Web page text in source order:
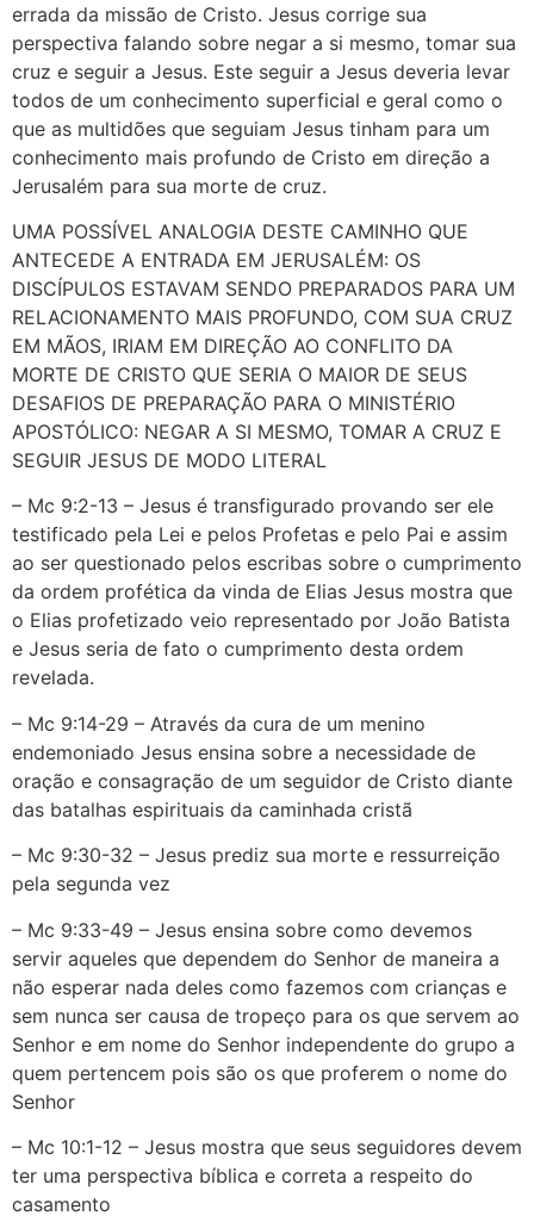
errada da missão de Cristo. Jesus corrige sua
perspectiva falando sobre negar a si mesmo, tomar sua
cruz e seguir a Jesus. Este seguir a Jesus deveria levar
todos de um conhecimento superficial e geral como o
que as multidões que seguiam Jesus tinham para um
conhecimento mais profundo de Cristo em direção a
Jerusalém para sua morte de cruz.
UMA POSSÍVEL ANALOGIA DESTE CAMINHO QUE
ANTECEDE A ENTRADA EM JERUSALÉM: OS
DISCÍPULOS ESTAVAM SENDO PREPARADOS PARA UM
RELACIONAMENTO MAIS PROFUNDO, COM SUA CRUZ
EM MÃOS, IRIAM EM DIREÇÃO AO CONFLITO DA
MORTE DE CRISTO QUE SERIA O MAIOR DE SEUS
DESAFIOS DE PREPARAÇÃO PARA O MINISTÉRIO
APOSTÓLICO: NEGAR A SI MESMO, TOMAR A CRUZ E
SEGUIR JESUS DE MODO LITERAL
– Mc 9:2-13 – Jesus é transfigurado provando ser ele
testificado pela Lei e pelos Profetas e pelo Pai e assim
ao ser questionado pelos escribas sobre o cumprimento
da ordem profética da vinda de Elias Jesus mostra que
o Elias profetizado veio representado por João Batista
e Jesus seria de fato o cumprimento desta ordem
revelada.
– Mc 9:14-29 – Através da cura de um menino
endemoniado Jesus ensina sobre a necessidade de
oração e consagração de um seguidor de Cristo diante
das batalhas espirituais da caminhada cristã
– Mc 9:30-32 – Jesus prediz sua morte e ressurreição
pela segunda vez
– Mc 9:33-49 – Jesus ensina sobre como devemos
servir aqueles que dependem do Senhor de maneira a
não esperar nada deles como fazemos com crianças e
sem nunca ser causa de tropeço para os que servem ao
Senhor e em nome do Senhor independente do grupo a
quem pertencem pois são os que proferem o nome do
Senhor
– Mc 10:1-12 – Jesus mostra que seus seguidores devem
ter uma perspectiva bíblica e correta a respeito do
casamento